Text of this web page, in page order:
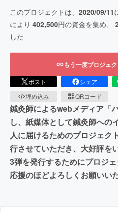
このプロジェクトは、 2020/09/11
により 402,500円の資金を集め、
した
もう一度プロジェ
ポスト シェア
埋め込み
QRコード
鍼灸師によるwebメディア「
し、紙媒体として鍼灸師への
人に届けるためのプロジェク
行させていただき、大好評を
3弾を発行するためにプロジ
応援のほどよろしくお願いい